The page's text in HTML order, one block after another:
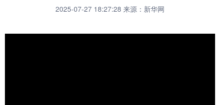
2025-07-27 18:27:28 来源：新华网